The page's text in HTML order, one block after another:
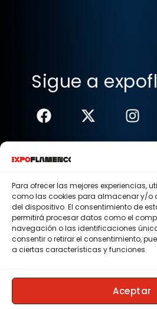
Para ofrecer las mejores experiencias,
como las cookies para almacenar y/o
del dispositivo. El consentimiento de
permitirá procesar datos como el
navegación o las identificaciones
consentir o retirar el consentimiento,
a ciertas características y funciones.
Aceptar
Sigue a
Términos Y
Política De
Política De
Aviso
© 2015 - 2026 . Todos los
Contacto